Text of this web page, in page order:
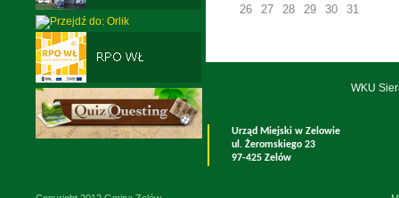
26
27 28 29 30 31
WKU
Urząd Miejski w Zelowie
ul. Żeromskiego 23
97-425 Zelów